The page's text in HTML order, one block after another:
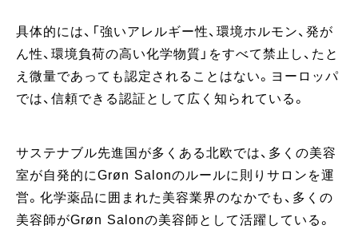
具体的には、「強いアレルギー性、環境ホルモン、発が
ん性、環境負荷の⾼い化学物質」をすべて禁⽌し、たと
え微量であっても認定されることはない。ヨーロッパ
では、信頼できる認証として広く知られている。
​サステナブル先進国が多くある北欧では、多くの美容
室が自発的にGrøn Salonのルールに則りサロンを運
営。化学薬品に囲まれた美容業界のなかでも、多くの
美容師がGrøn Salonの美容師として活躍している。